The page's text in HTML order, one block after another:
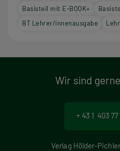
Basisteil mit E-BOOK+
BT Lehrer/innenausgabe
Wir sind
+ 43 1 403 77
Verlag Hölder-